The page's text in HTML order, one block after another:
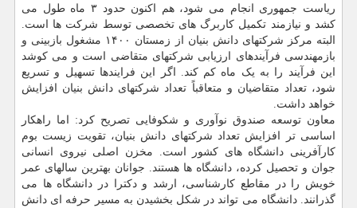
ریاست جمهوری انجام می شود، هم اکنون حدود ۳ ماه طول می
کشد و نیازمند تکمیل کاربرگ های تخصصی توسط شرکت ها است.
البته مرکز شرکتهای دانش بنیان از زمستان ۱۴۰۰ مشغول بازبینی و
بازمهندسی فرآیندهای ارزیابی شرکتهای متقاضی است و می کوشد
این فرآیند را به یک ماه کم کند. اگر این فرایندها تسهیل و تسریع
شود، تعداد متقاضیان و متعاقباً تعداد شرکتهای دانش بنیان افزایش
خواهد داشت.
معاون توسعه صندوق نوآوری و شکوفایی تصریح کرد: اما راهکار
اساسی تر افزایش تعداد شرکتهای دانش بنیان، تقویت زیست بوم
کارآفرینی دانشگاه های کشور است. مخزن اصلی نیروی انسانی
جوان و تحصیل کرده، دانشگاه ها هستند. جوانان بهترین سالهای عمر
خویش را در مقاطع کارشناسی، ارشد و دکترا در دانشگاه ها می
گذرانند. دانشگاه می تواند در شکل بخشیدن به مسیر حرفه ای دانش